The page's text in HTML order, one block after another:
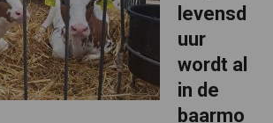
levensd
uur
wordt al
in de
baarmo